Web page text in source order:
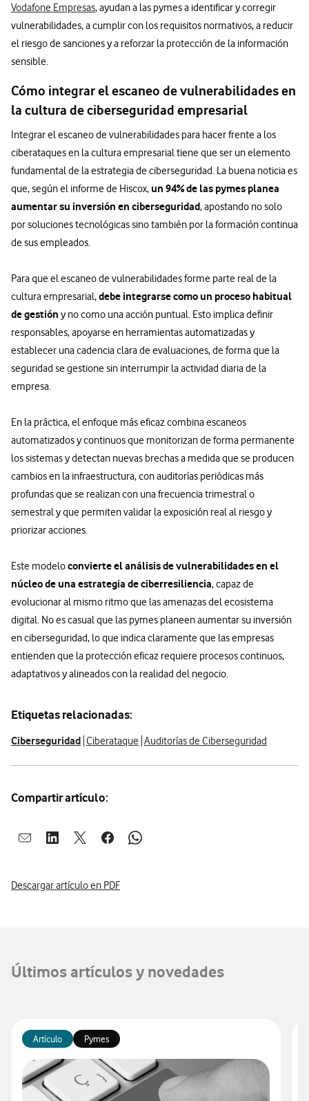
Vodafone Empresas, ayudan a las pymes a identificar y corregir
vulnerabilidades, a cumplir con los requisitos normativos, a reducir
el riesgo de sanciones y a reforzar la protección de la información
sensible.
Cómo integrar el escaneo de vulnerabilidades en
la cultura de ciberseguridad empresarial
Integrar el escaneo de vulnerabilidades para hacer frente a los
ciberataques en la cultura empresarial tiene que ser un elemento
fundamental de la estrategia de ciberseguridad. La buena noticia es
que, según el informe de Hiscox, un 94% de las pymes planea
aumentar su inversión en ciberseguridad, apostando no solo
por soluciones tecnológicas sino también por la formación continua
de sus empleados.
Para que el escaneo de vulnerabilidades forme parte real de la
cultura empresarial,debe integrarse como un proceso habitual
de gestión y no como una acción puntual. Esto implica definir
responsables, apoyarse en herramientas automatizadas y
establecer una cadencia clara de evaluaciones, de forma que la
seguridad se gestione sin interrumpir la actividad diaria de la
empresa.
En la práctica, el enfoque más eficaz combina escaneos
automatizados y continuos que monitorizan de forma permanente
los sistemas y detectan nuevas brechas a medida que se producen
cambios en la infraestructura, con auditorías periódicas más
profundas que se realizan con una frecuencia trimestral o
semestral y que permiten validar la exposición real al riesgo y
priorizar acciones.
Este modeloconvierte el análisis de vulnerabilidades en el
núcleo de una estrategia de ciberresiliencia, capaz de
evolucionar al mismo ritmo que las amenazas del ecosistema
digital. No es casual que las pymes planeen aumentar su inversión
en ciberseguridad, lo que indica claramente que las empresas
entienden que la protección eficaz requiere procesos continuos,
adaptativos y alineados con la realidad del negocio.
Etiquetas relacionadas:
Ciberseguridad Ciberataque Auditorías de Ciberseguridad
Compartir artículo:
Abrir ventana para compartir en mail
Abrir ventana para compartir en linkedin
Abrir ventana para compartir en twitter
Abrir ventana para compartir en facebook
Abrir ventana para compartir en
Descargar artículo en PDF
Últimos artículos y novedades
Artículo Pymes